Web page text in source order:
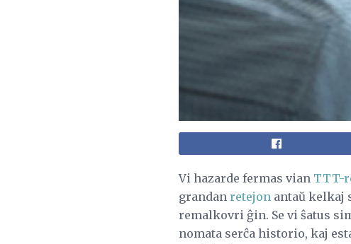
Vi hazarde fermas vian TTT-
grandan retejon antaŭ kelkaj
remalkovri ĝin. Se vi ŝatus
nomata serĉa historio, kaj